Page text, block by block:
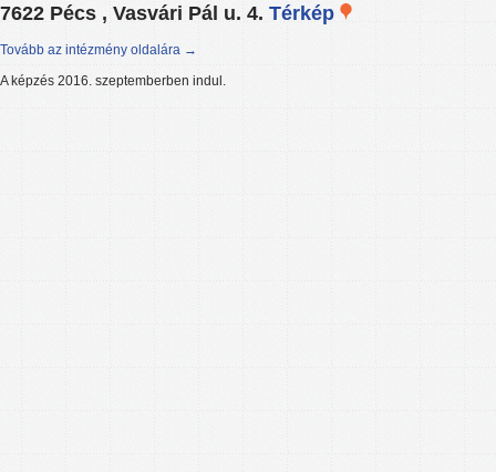
7622 Pécs , Vasvári Pál u. 4. Térkép
Tovább az intézmény oldalára →
A képzés 2016. szeptemberben indul.